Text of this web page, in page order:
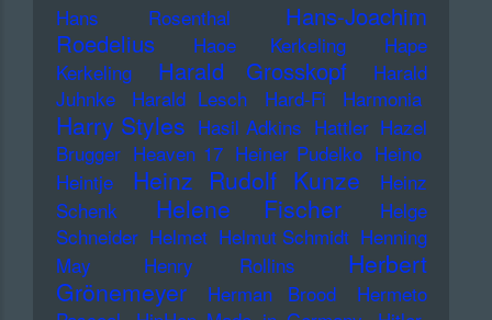
Hans Rosenthal
Hans-Joachim
Roedelius
Haoe Kerkeling
Hape
Kerkeling
Harald Grosskopf
Harald
Juhnke
Harald Lesch Hard-Fi Harmonia
Harry Styles Hasil Adkins Hattler Hazel
Brugger Heaven 17 Heiner Pudelko Heino
Heintje
Heinz Rudolf Kunze
Heinz
Schenk
Helene Fischer
Helge
Schneider Helmet Helmut Schmidt Henning
May
Henry Rollins
Herbert
Grönemeyer
Herman Brood
Hermeto